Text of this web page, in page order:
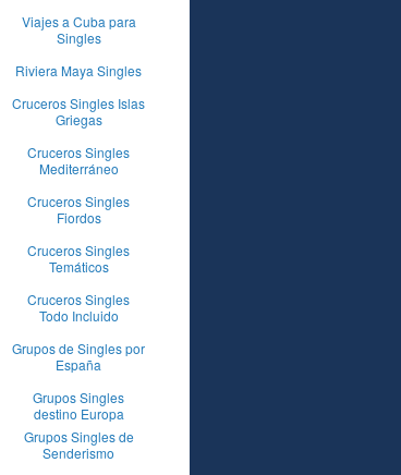
Viajes a Cuba para
Singles
Riviera Maya Singles
Cruceros Singles Islas
Griegas
Cruceros Singles
Mediterráneo
Cruceros Singles
Fiordos
Cruceros Singles
Temáticos
Cruceros Singles
Todo Incluido
Grupos de Singles por
España
Grupos Singles
destino Europa
Grupos Singles de
Senderismo